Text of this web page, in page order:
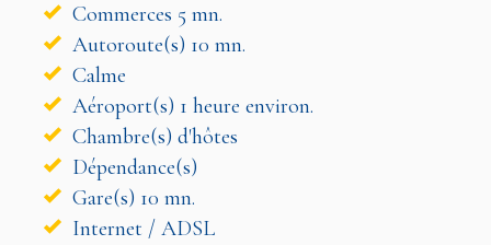
Commerces 5 mn.
Autoroute(s) 10 mn.
Calme
Aéroport(s) 1 heure environ.
Chambre(s) d'hôtes
Dépendance(s)
Gare(s) 10 mn.
Internet / ADSL